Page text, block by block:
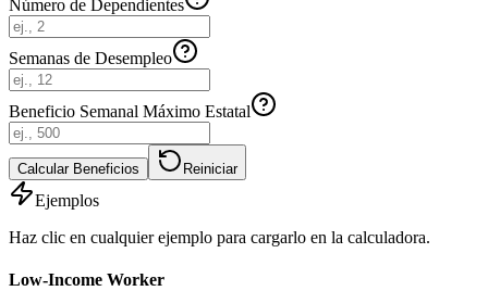
Número de Dependientes
Semanas de Desempleo
Beneficio Semanal Máximo Estatal
Calcular Beneficios Reiniciar
Ejemplos
Haz clic en cualquier ejemplo para cargarlo en la calculadora.
Low-Income Worker